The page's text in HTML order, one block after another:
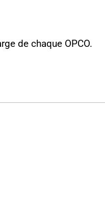
de chaque OPCO.